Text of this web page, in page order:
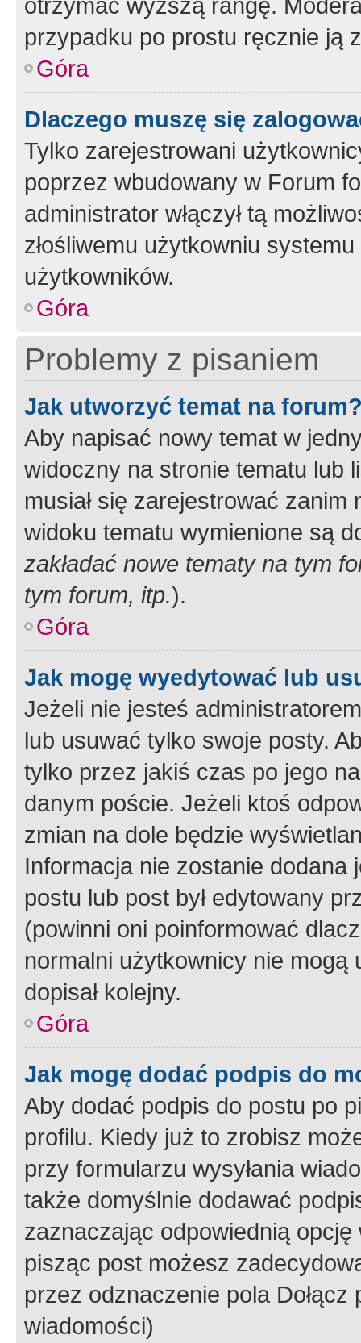
przypadku po prostu ręcznie ją
Góra
Dlaczego muszę się
Tylko zarejestrowani
poprzez wbudowany w Forum
administrator włączył tą
złośliwemu użytkowniu
użytkowników.
Góra
Problemy z pisaniem
Jak utworzyć temat na
Aby napisać nowy temat w
widoczny na stronie tematu lub
musiał się zarejestrować
widoku tematu wymienione są
zakładać nowe tematy na tym
tym forum, itp.).
Góra
Jak mogę wyedytować lub
Jeżeli nie jesteś
lub usuwać tylko swoje posty.
tylko przez jakiś czas po jego
danym poście. Jeżeli ktoś
zmian na dole będzie
Informacja nie zostanie dodana
postu lub post był edytowany
(powinni oni poinformować
normalni użytkownicy nie
dopisał kolejny.
Góra
Jak mogę dodać podpis do
Aby dodać podpis do postu po
profilu. Kiedy już to zrobisz
przy formularzu wysyłania
także domyślnie dodawać
zaznaczając odpowiednią
pisząc post możesz
przez odznaczenie pola
wiadomości)